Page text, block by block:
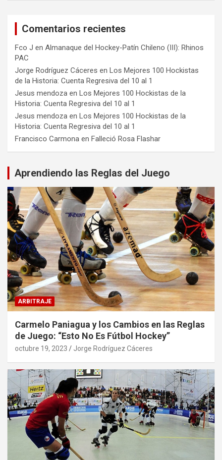
Comentarios recientes
Fco J en Almanaque del Hockey-Patín Chileno (III): Rhinos
PAC
Jorge Rodríguez Cáceres en Los Mejores 100 Hockistas
de la Historia: Cuenta Regresiva del 10 al 1
Jesus mendoza en Los Mejores 100 Hockistas de la
Historia: Cuenta Regresiva del 10 al 1
Jesus mendoza en Los Mejores 100 Hockistas de la
Historia: Cuenta Regresiva del 10 al 1
Francisco Carmona en Falleció Rosa Flashar
Aprendiendo las Reglas del Juego
ARBITRAJE
Carmelo Paniagua y los Cambios en las Reglas
de Juego: “Esto No Es Fútbol Hockey”
octubre 19, 2023 Jorge Rodríguez Cáceres